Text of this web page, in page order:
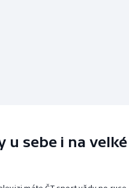
u sebe i na velké